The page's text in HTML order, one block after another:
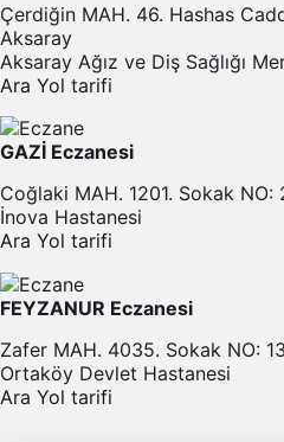
Çerdiğin MAH. 46. Hashas
Aksaray
Aksaray Ağız ve Diş Sağlığı
Ara Yol tarifi
GAZİ Eczanesi
Coğlaki MAH. 1201. Sokak
İnova Hastanesi
Ara Yol tarifi
FEYZANUR Eczanesi
Zafer MAH. 4035. Sokak NO:
Ortaköy Devlet Hastanesi
Ara Yol tarifi